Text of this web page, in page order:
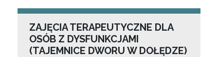
ZAJĘCIA TERAPEUTYCZNE DLA
OSÓB Z DYSFUNKCJAMI
(TAJEMNICE DWORU W DOŁĘDZE)